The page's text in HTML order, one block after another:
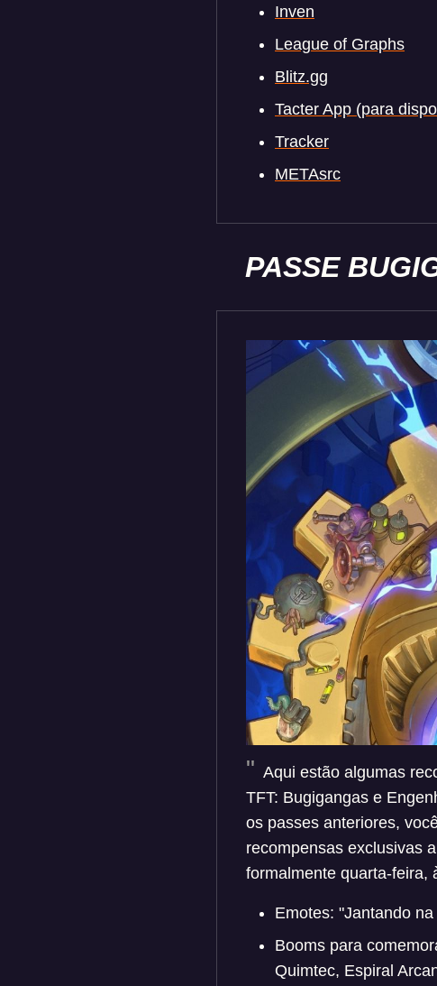
Inven
League of Graphs
Blitz.gg
Tacter App (para
Tracker
METAsrc
PASSE
Aqui estão algumas
TFT: Bugigangas e
os passes anteriores,
recompensas exclusivas
formalmente quarta-feira,
Emotes: "Jantando
Booms para
Quimtec, Espiral